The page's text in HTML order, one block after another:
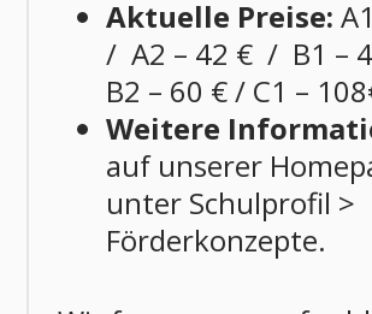
Aktuelle Preise:
/ A2 – 42 € / B1 –
B2 – 60 € / C1 –
Weitere
auf unserer
unter Schulprofil >
Förderkonzepte.